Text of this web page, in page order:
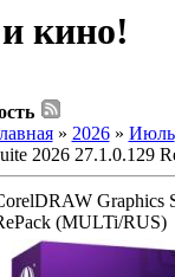
кино!
» 2026 » Июль
2026 27.1.0.129
Graphics
(MULTi/RUS)